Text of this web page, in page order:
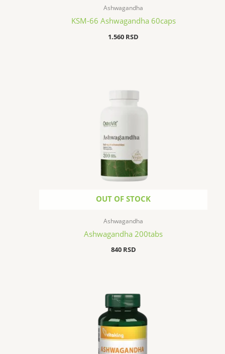
Ashwagandha
KSM-66 Ashwagandha 60caps
1.560 RSD
OUT OF STOCK
Ashwagandha
Ashwagandha 200tabs
840 RSD